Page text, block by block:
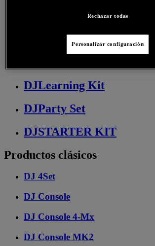
DJControl Mix Ultra
DJControl Starlight
DJLearning Kit
DJParty Set
DJSTARTER KIT
Productos clásicos
DJ 4Set
DJ Console
DJ Console 4-Mx
DJ Console MK2
Rechazar todas
Personalizar configuración